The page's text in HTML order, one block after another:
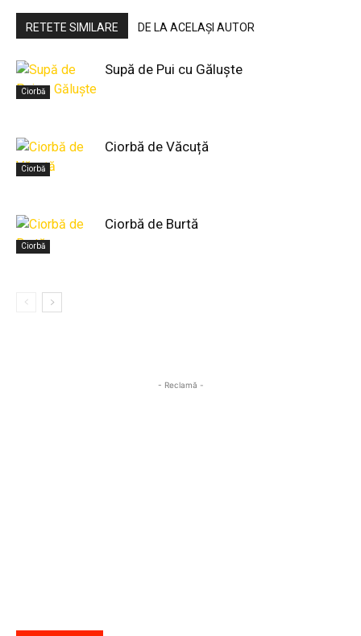
RETETE SIMILARE DE LA ACELAȘI AUTOR
Ciorbă
Supă de Pui cu Găluște
Ciorbă
Ciorbă de Văcuță
Ciorbă
Ciorbă de Burtă
- Reclamă -